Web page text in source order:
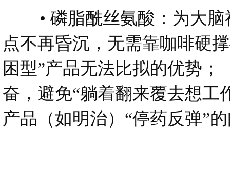
• 磷脂酰丝氨酸：为大脑
点不再昏沉，无需靠咖啡硬
困型”产品无法比拟的优势
奋，避免“躺着翻来覆去想
产品（如明治）“停药反弹”